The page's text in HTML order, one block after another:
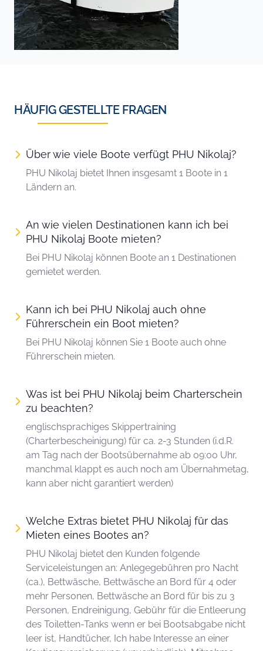
HÄUFIG GESTELLTE FRAGEN
Über wie viele Boote verfügt PHU Nikolaj?
PHU Nikolaj bietet Ihnen insgesamt 1 Boote in 1
Ländern an.
An wie vielen Destinationen kann ich bei
PHU Nikolaj Boote mieten?
Bei PHU Nikolaj können Boote an 1 Destinationen
gemietet werden.
Kann ich bei PHU Nikolaj auch ohne
Führerschein ein Boot mieten?
Bei PHU Nikolaj können Sie 1 Boote auch ohne
Führerschein mieten.
Was ist bei PHU Nikolaj beim Charterschein
zu beachten?
englischsprachiges Skippertraining
(Charterbescheinigung) für ca. 2-3 Stunden (i.d.R.
am Tag nach der Bootsübernahme ab 09:00 Uhr,
manchmal klappt es auch noch am Übernahmetag,
kann aber nicht garantiert werden)
Welche Extras bietet PHU Nikolaj für das
Mieten eines Bootes an?
PHU Nikolaj bietet den Kunden folgende
Serviceleistungen an: Anlegegebühren pro Nacht
(ca.), Bettwäsche, Bettwäsche an Bord für 4 oder
mehr Personen, Bettwäsche an Bord für bis zu 3
Personen, Endreinigung, Gebühr für die Entleerung
des Toiletten-Tanks wenn er bei Bootsabgabe nicht
leer ist, Handtücher, Ich habe Interesse an einer